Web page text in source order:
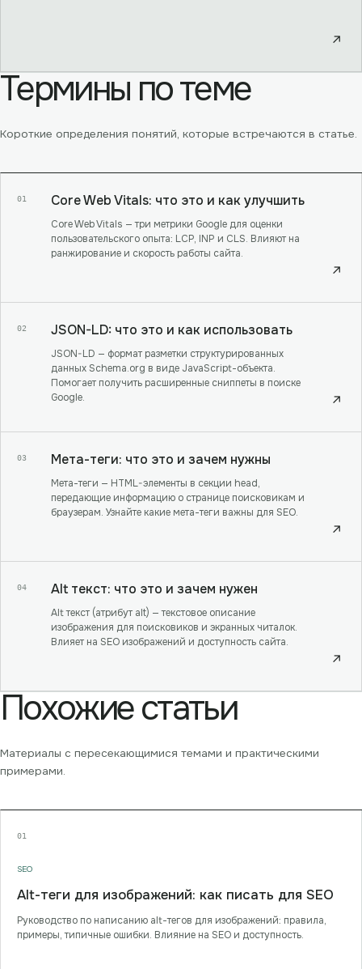
↗
Термины по теме
Короткие определения понятий, которые встречаются в статье.
01 Core Web Vitals: что это и как улучшить
Core Web Vitals — три метрики Google для оценки
пользовательского опыта: LCP, INP и CLS. Влияют на
ранжирование и скорость работы сайта.
↗
02 JSON-LD: что это и как использовать
JSON-LD — формат разметки структурированных
данных Schema.org в виде JavaScript-объекта.
Помогает получить расширенные сниппеты в поиске
Google.
↗
03 Мета-теги: что это и зачем нужны
Мета-теги — HTML-элементы в секции head,
передающие информацию о странице поисковикам и
браузерам. Узнайте какие мета-теги важны для SEO.
↗
04 Alt текст: что это и зачем нужен
Alt текст (атрибут alt) — текстовое описание
изображения для поисковиков и экранных читалок.
Влияет на SEO изображений и доступность сайта.
↗
Похожие статьи
Материалы с пересекающимися темами и практическими
примерами.
01
SEO
Alt-теги для изображений: как писать для SEO
Руководство по написанию alt-тегов для изображений: правила,
примеры, типичные ошибки. Влияние на SEO и доступность.